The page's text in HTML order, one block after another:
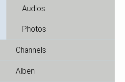
Audios
Photos
Channels
Alben